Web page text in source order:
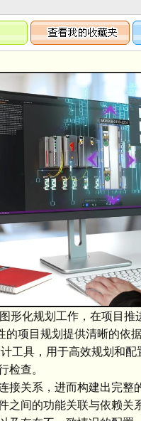
规划工作，在项目推
的项目规划提供清晰的依据
具，用于高效规划和配
检查。
系，进而构建出完整的
间的功能关联与依赖关